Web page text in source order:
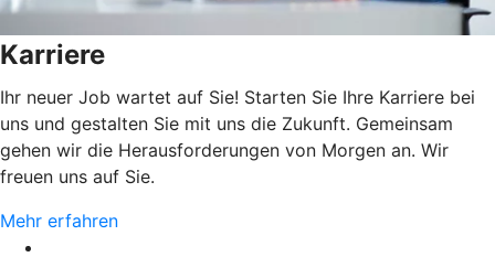
Karriere
Ihr neuer Job wartet auf Sie! Starten Sie Ihre Karriere bei
uns und gestalten Sie mit uns die Zukunft. Gemeinsam
gehen wir die Herausforderungen von Morgen an. Wir
freuen uns auf Sie.
Mehr erfahren